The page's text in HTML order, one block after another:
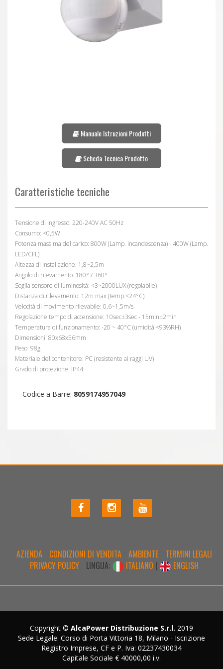
Manuale Istruzioni Prodotti
Scheda Tecnica Prodotto
Caratteristiche tecniche
Tensione di ingresso: 220-240V AC 50Hz
Consumo: <0,5W
Potenza massima del carico: 800W (Lamp. incandescenza) - 400W (Lamp.
LED/CFL)
Altezza di installazione: 1,8~2,5m
Angolo di rilevamento: 180° / 360°
Soglia sensore di luminosità: <3~2000LUX (regolabile)
Distanza di rilevamento: 12m max (temp.<24°C)
Velocità di movimento rilevabile: 0,6~1,5m/s
Regolazione tempo di accensione: 10sec±3sec - 15min±2min
Temperatura di funzionamento: -20 ~ 40°C (umidità <93%RH)
Dimensioni: 80x68x56mm
Peso: 98g
Materiale del contenitore: PC (resistente ai raggi UV)
Grado di protezione: IP44
Codice a Barre: 8059174957049
AZIENDA CONDIZIONI DI VENDITA AMBIENTE
TERMINI LEGALI
PRIVACY POLICY
LINGUA: ITALIANO | ENGLISH
Copyright © AlcaPower Distribuzione S.r.l. 2019
Sede Legale: Corso di Porta Vittoria 18, Milano - Iscrizione
Registro Imprese, CF e P. Iva: 02237430034
Capitale Sociale € 40000,00 i.v.